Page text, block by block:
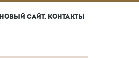
НОВЫЙ САЙТ, КОНТАКТЫ